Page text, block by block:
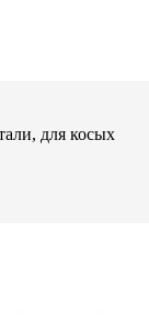
для косых